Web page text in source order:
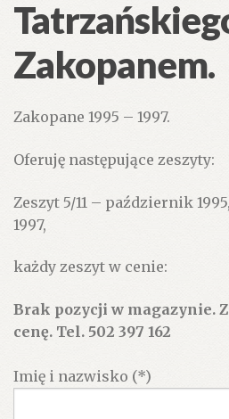
Zakopanem.
Zakopane 1995 – 1997.
Oferuję następujące zeszyty:
Zeszyt 5/11 – październik
1997,
każdy zeszyt w cenie:
Brak pozycji w magazynie.
cenę. Tel. 502 397 162
Imię i nazwisko (*)